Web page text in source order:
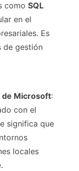
como SQL
en el
Es
de gestión
de Microsoft:
con el
significa que
locales